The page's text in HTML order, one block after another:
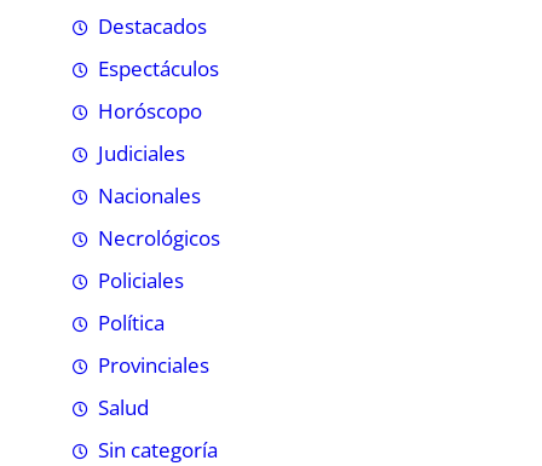
Destacados
Espectáculos
Horóscopo
Judiciales
Nacionales
Necrológicos
Policiales
Política
Provinciales
Salud
Sin categoría